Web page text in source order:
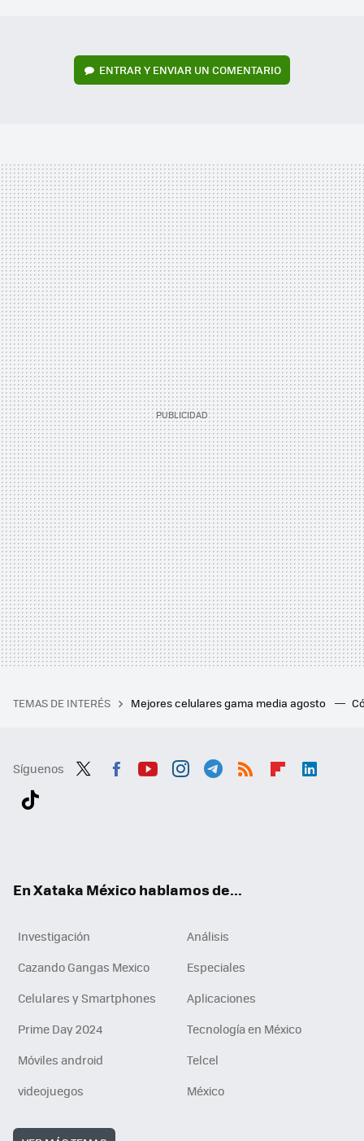
ENTRAR Y ENVIAR UN COMENTARIO
TEMAS DE INTERÉS Mejores celulares gama media agosto
Síguenos
En Xataka México hablamos de...
Investigación
Análisis
Cazando Gangas Mexico
Especiales
Celulares y Smartphones
Aplicaciones
Prime Day 2024
Tecnología en México
Móviles android
Telcel
videojuegos
México